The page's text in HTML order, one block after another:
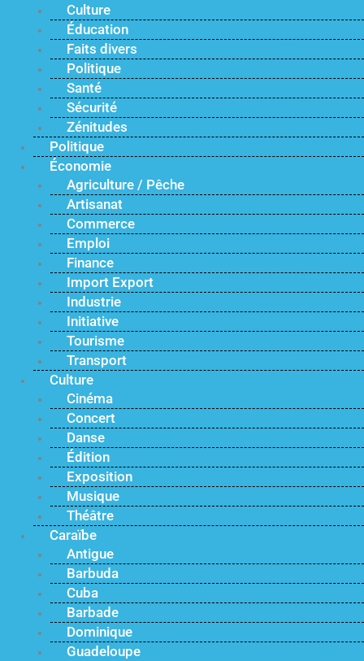
Culture
Éducation
Faits divers
Politique
Santé
Sécurité
Zénitudes
Politique
Économie
Agriculture / Pêche
Artisanat
Commerce
Emploi
Finance
Import Export
Industrie
Initiative
Tourisme
Transport
Culture
Cinéma
Concert
Danse
Édition
Exposition
Musique
Théâtre
Caraïbe
Antigue
Barbuda
Cuba
Barbade
Dominique
Guadeloupe